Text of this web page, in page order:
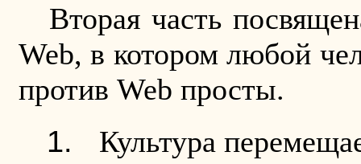
Вторая часть
Web, в котором любой
против Web просты.
Культура